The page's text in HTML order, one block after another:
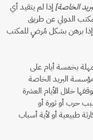
الخاصة] إذا لم يتقيد أي
الدولي عن طريق
إذا برهن بشكل مُرضٍ للمكتب
بخمسة أيام على
البريد الخاصة
خلال الأيام العشرة
حرب أو ثورة أو
طبيعية أو لأية أسباب